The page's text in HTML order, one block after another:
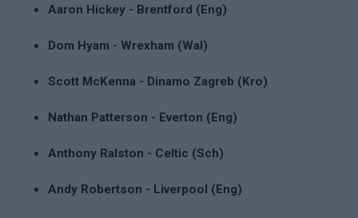
Aaron Hickey - Brentford (Eng)
Dom Hyam - Wrexham (Wal)
Scott McKenna - Dinamo Zagreb (Kro)
Nathan Patterson - Everton (Eng)
Anthony Ralston - Celtic (Sch)
Andy Robertson - Liverpool (Eng)